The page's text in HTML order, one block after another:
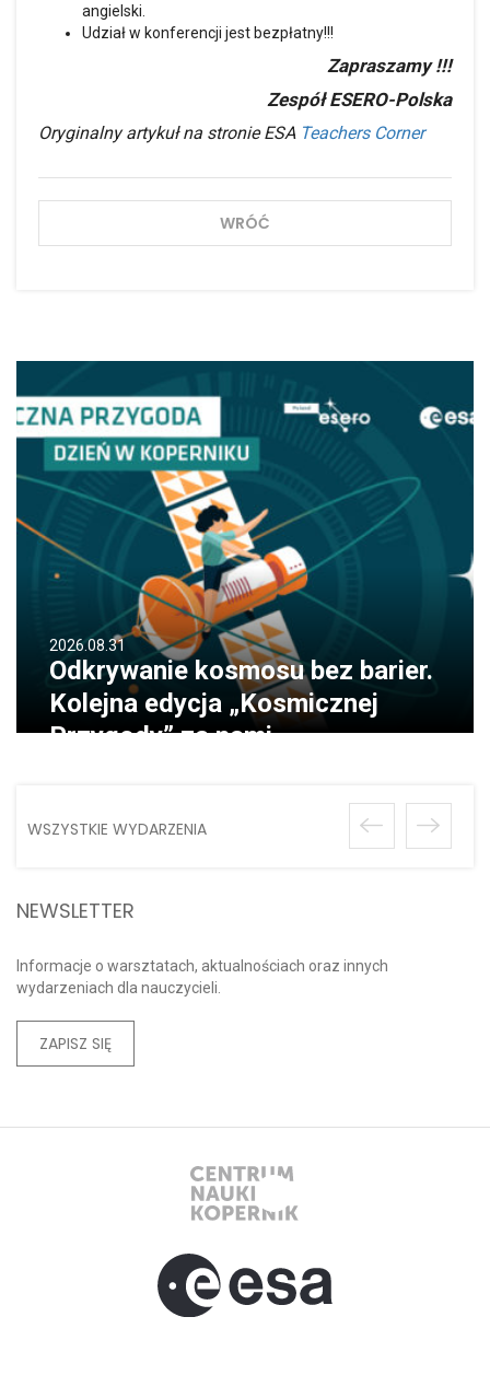
2026.08.31
Odkrywanie kosmosu bez barier.
Kolejna edycja „Kosmicznej
Przygody” za nami
WSZYSTKIE WYDARZENIA
NEWSLETTER
Informacje o warsztatach, aktualnościach oraz innych
wydarzeniach dla nauczycieli.
ZAPISZ SIĘ
angielski.
Udział w konferencji jest bezpłatny!!!
Zapraszamy !!!
Zespół ESERO-Polska
Oryginalny artykuł na stronie ESA Teachers Corner
WRÓĆ